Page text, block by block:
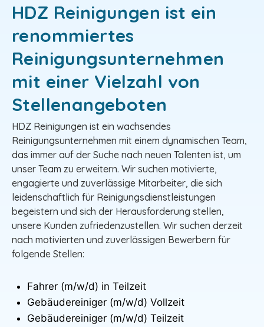
HDZ Reinigungen ist ein
renommiertes
Reinigungsunternehmen
mit einer Vielzahl von
Stellenangeboten
HDZ Reinigungen ist ein wachsendes
Reinigungsunternehmen mit einem dynamischen Team,
das immer auf der Suche nach neuen Talenten ist, um
unser Team zu erweitern. Wir suchen motivierte,
engagierte und zuverlässige Mitarbeiter, die sich
leidenschaftlich für Reinigungsdienstleistungen
begeistern und sich der Herausforderung stellen,
unsere Kunden zufriedenzustellen. Wir suchen derzeit
nach motivierten und zuverlässigen Bewerbern für
folgende Stellen:
Fahrer (m/w/d) in Teilzeit
Gebäudereiniger (m/w/d) Vollzeit
Gebäudereiniger (m/w/d) Teilzeit